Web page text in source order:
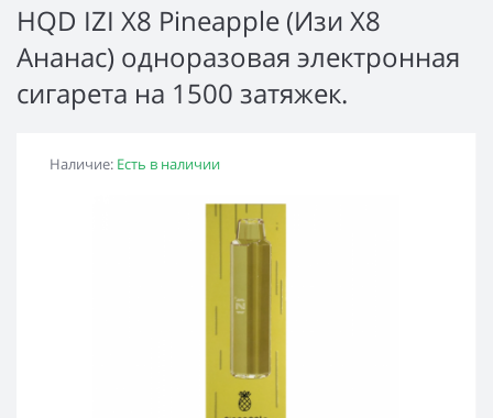
HQD IZI X8 Pineapple (Изи Х8
Ананас) одноразовая электронная
сигарета на 1500 затяжек.
Наличие: Есть в наличии